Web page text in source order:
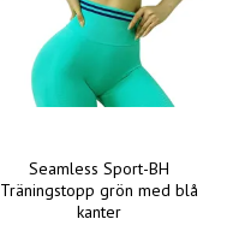
Seamless Sport-BH
Träningstopp grön med blå
kanter